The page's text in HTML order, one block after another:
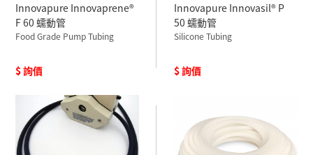
Innovapure Innovaprene®
F 60 蠕動管
Food Grade Pump Tubing
$ 詢價
Innovapure Innovasil® P
50 蠕動管
Silicone Tubing
$ 詢價